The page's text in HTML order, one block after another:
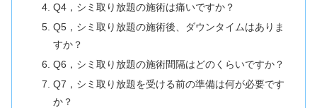
Q4，シミ取り放題の施術は痛いですか？
Q5，シミ取り放題の施術後、ダウンタイムはありま
すか？
Q6，シミ取り放題の施術間隔はどのくらいですか？
Q7，シミ取り放題を受ける前の準備は何が必要です
か？